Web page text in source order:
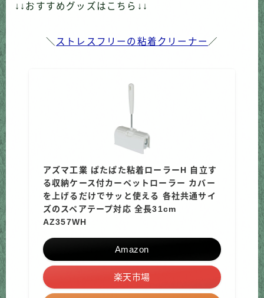
↓↓おすすめグッズはこちら↓↓
＼ ストレスフリーの粘着クリーナー ／
アズマ工業 ぱたぱた粘着ローラーH 自立す
る収納ケース付カーペットローラー カバー
を上げるだけでサッと使える 各社共通サイ
ズのスペアテープ対応 全長31cm
AZ357WH
Amazon
楽天市場